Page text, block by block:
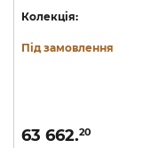
Колекція:
Під замовлення
63 662.20